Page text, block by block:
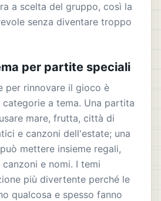
a scelta del gruppo, così la
senza diventare troppo
per partite speciali
per rinnovare il gioco è
a tema. Una partita
mare, frutta, città di
e canzoni dell'estate; una
mettere insieme regali,
e nomi. I temi
più divertente perché le
qualcosa e spesso fanno